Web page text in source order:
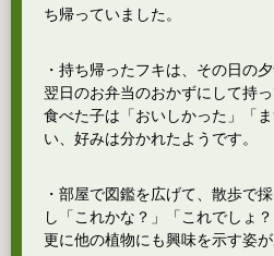
ち帰っていました。
・持ち帰ったフキは、その日の
翌日のお弁当のおかずにして持
食べた子は「おいしかった」「
い、好みは分かれたようです。
・部屋で図鑑を広げて、散歩で
し「これかな？」「これでしょ
更に他の植物にも興味を示す姿が